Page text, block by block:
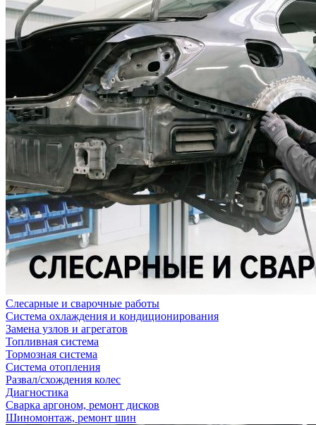
Слесарные и сварочные работы
Система охлаждения и кондиционирования
Замена узлов и агрегатов
Топливная система
Тормозная система
Система отопления
Развал/схождения колес
Диагностика
Сварка аргоном, ремонт дисков
Шиномонтаж, ремонт шин